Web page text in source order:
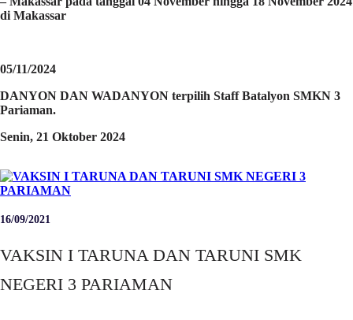
di Makassar
05/11/2024
DANYON DAN WADANYON terpilih Staff Batalyon SMKN 3
Pariaman.
Senin, 21 Oktober 2024
16/09/2021
VAKSIN I TARUNA DAN TARUNI SMK
NEGERI 3 PARIAMAN